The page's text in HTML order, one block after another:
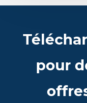
des
pour
pour